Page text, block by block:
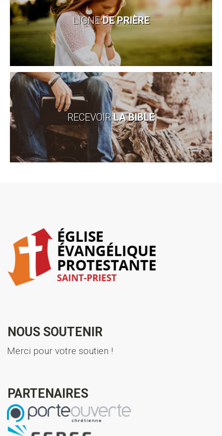
LIGNEDE PRIÈRE
RECEVOIRLA BIBLE
NOUS SOUTENIR
Merci pour votre soutien !
PARTENAIRES